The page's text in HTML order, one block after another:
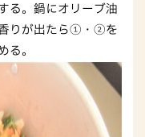
る。鍋にオリーブ油
りが出たら①・②を
。